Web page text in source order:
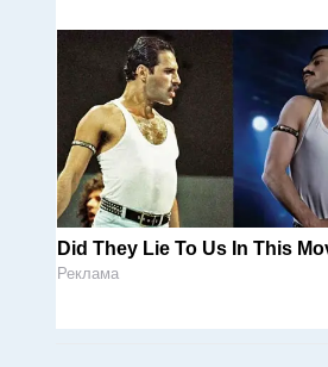
Did They Lie To Us In This
Реклама